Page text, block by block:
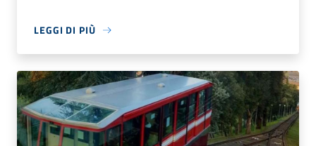
LEGGI DI PIÙ